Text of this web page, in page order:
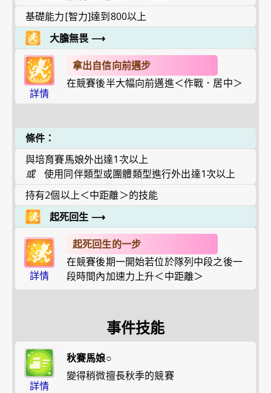
基礎能力[智力]達到800以上
大膽無畏 ⟶
詳情
拿出自信向前邁步
在競賽後半大幅向前邁進＜作戰．居中＞
條件：
與培育賽馬娘外出達1次以上
或
使用同伴類型或團體類型進行外出達1次以上
持有2個以上＜中距離＞的技能
起死回生 ⟶
詳情
起死回生的一步
在競賽後期一開始若位於隊列中段之後一
段時間內加速力上升＜中距離＞
事件技能
詳情
秋賽馬娘○
變得稍微擅長秋季的競賽